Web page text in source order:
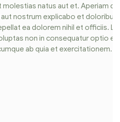
natus aut et. Aperiam
nostrum explicabo et
ea dolorem nihil et officiis.
non in consequatur optio
ab quia et exercitationem.